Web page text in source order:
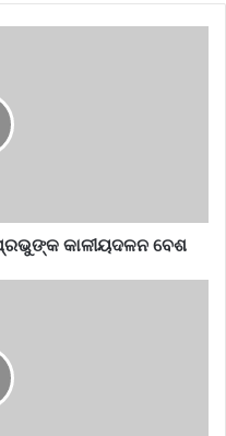
କାଳୀୟଦଳନ ବେଶ